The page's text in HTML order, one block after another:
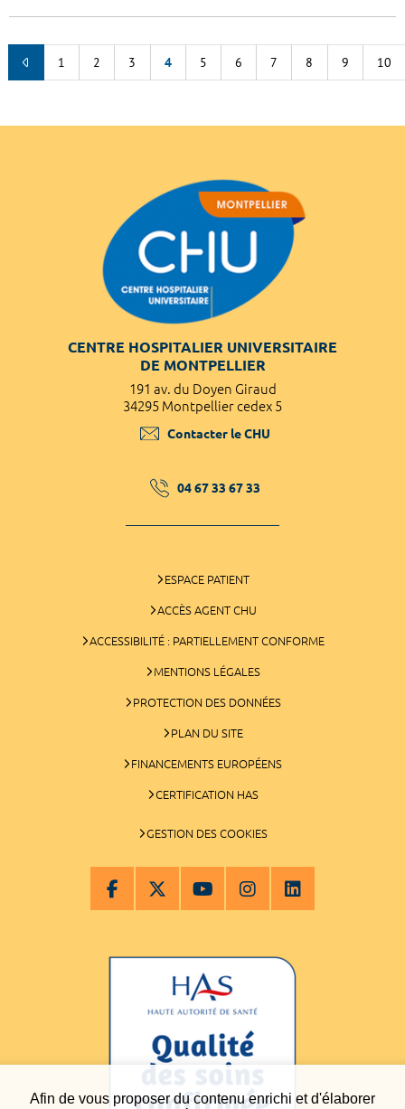
Afin de vous proposer du contenu enrichi et d'élaborer
1 2 3 4 5 6 7 8 9 10
CENTRE HOSPITALIER UNIVERSITAIRE
DE MONTPELLIER
191 av. du Doyen Giraud
34295 Montpellier cedex 5
Contacter le CHU
04 67 33 67 33
ESPACE PATIENT
ACCÈS AGENT CHU
ACCESSIBILITÉ : PARTIELLEMENT CONFORME
MENTIONS LÉGALES
PROTECTION DES DONNÉES
PLAN DU SITE
FINANCEMENTS EUROPÉENS
CERTIFICATION HAS
GESTION DES COOKIES